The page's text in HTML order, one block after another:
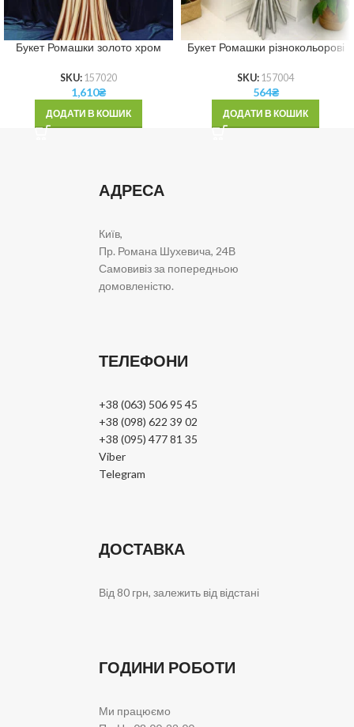
Букет Ромашки золото хром
SKU: 157020
1,610₴
ДОДАТИ В КОШИК
Букет Ромашки різнокольорові
SKU: 157004
564₴
ДОДАТИ В КОШИК
АДРЕСА
Київ,
Пр. Романа Шухевича, 24В
Самовивіз за попередньою
домовленістю.
ТЕЛЕФОНИ
+38 (063) 506 95 45
+38 (098) 622 39 02
+38 (095) 477 81 35
Viber
Telegram
ДОСТАВКА
Від 80 грн, залежить від відстані
ГОДИНИ РОБОТИ
Ми працюємо